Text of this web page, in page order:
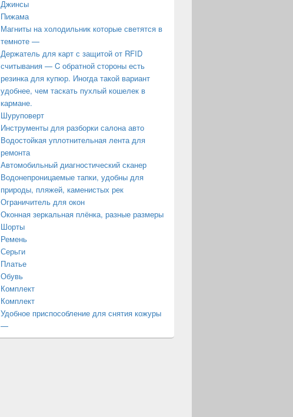
Джинсы
Пижама
Магниты на холодильник которые светятся в
темноте —
Держатель для карт с защитой от RFID
считывания — C обратной стороны есть
резинка для купюр. Иногда такой вариант
удобнее, чем таскать пухлый кошелек в
кармане.
Шуруповерт
Инструменты для разборки салона авто
Водостойкая уплотнительная лента для
ремонта
Автомобильный диагностический сканер
Водонепроницаемые тапки, удобны для
природы, пляжей, каменистых рек
Ограничитель для окон
Оконная зеркальная плёнка, разные размеры
Шорты
Ремень
Серьги
Платье
Обувь
Комплект
Комплект
Удобное приспособление для снятия кожуры
—